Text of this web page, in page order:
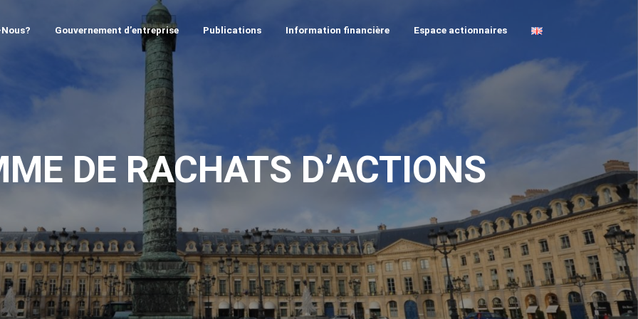
Gouvernement d’entreprise Publications Information financière Espace actionnaires
DE RACHATS D’ACTIONS